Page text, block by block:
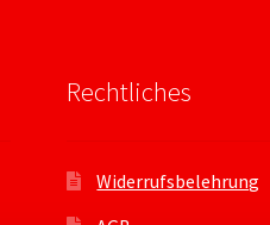
Rechtliches
Widerrufsbelehrung